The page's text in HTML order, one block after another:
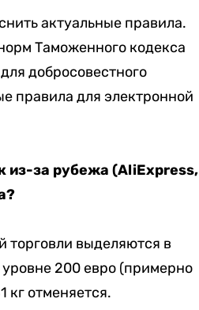
актуальные правила.
Таможенного кодекса
добросовестного
правила для электронной
из-за рубежа (AliExpress,
торговли выделяются в
200 евро (примерно
кг отменяется.